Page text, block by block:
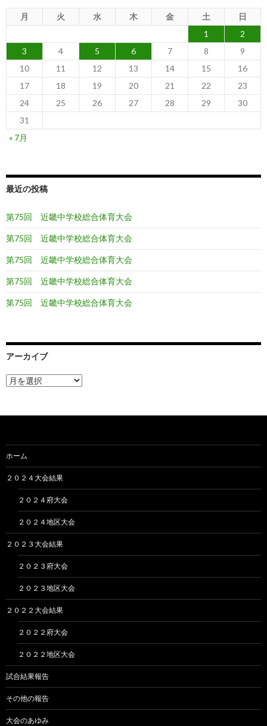
月 火 水 木 金 土
日
1
2
3
4 5 6 7 8
9
10
11 12 13 14 15
16
17
18 19 20 21 22
23
24
25 26 27 28 29
30
31
« 7月
最近の投稿
第75回 近畿中学校総合体育大会
第75回 近畿中学校総合体育大会
第75回 近畿中学校総合体育大会
第75回 近畿中学校総合体育大会
第75回 近畿中学校総合体育大会
アーカイブ
ア
ー
ホーム
２０２４大会結果
２０２４府大会
２０２４地区大会
２０２３大会結果
２０２３府大会
２０２３地区大会
２０２２大会結果
２０２２府大会
２０２２地区大会
試合結果報告
その他の報告
大会のあゆみ